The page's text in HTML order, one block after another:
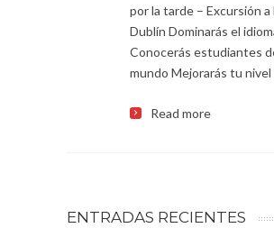
por la tarde – Excursión
Dublín Dominarás el
Conocerás estudiantes
mundo Mejorarás tu nivel
Read more
ENTRADAS RECIENTES